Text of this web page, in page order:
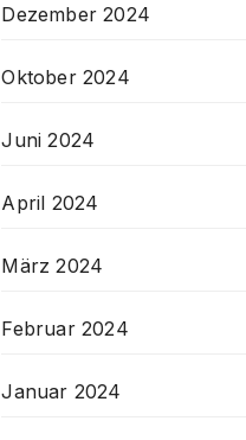
Dezember 2024
Oktober 2024
Juni 2024
April 2024
März 2024
Februar 2024
Januar 2024